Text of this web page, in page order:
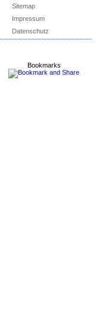
Sitemap
Impressum
Datenschutz
Bookmarks